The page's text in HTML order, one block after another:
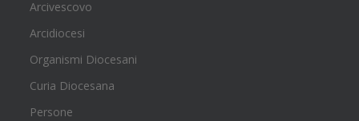
Arcivescovo
Arcidiocesi
Organismi Diocesani
Curia Diocesana
Persone